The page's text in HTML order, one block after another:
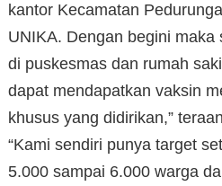
kantor Kecamatan
UNIKA. Dengan begini
di puskesmas dan rumah
dapat mendapatkan vaksin
khusus yang didirikan,”
“Kami sendiri punya target
5.000 sampai 6.000 warga